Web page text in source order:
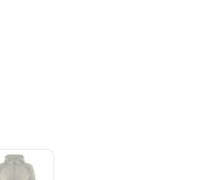
image
View larger image